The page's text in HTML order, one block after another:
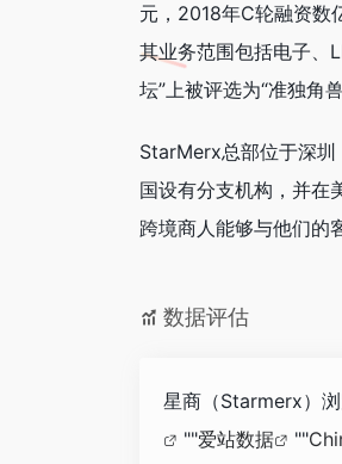
元，2018年C轮融资数
其业务范围包括电子、
坛”上被评选为“准独角
StarMerx总部位于深圳
国设有分支机构，并在
跨境商人能够与他们的
数据评估
星商（Starmerx）
""爱站数据 ""